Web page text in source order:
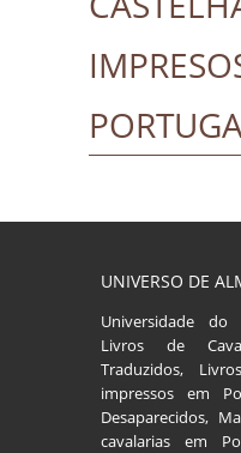
UNIVERSO DE
Universidade do
Livros de
Traduzidos,
impressos em
Desaparecidos,
cavalarias em